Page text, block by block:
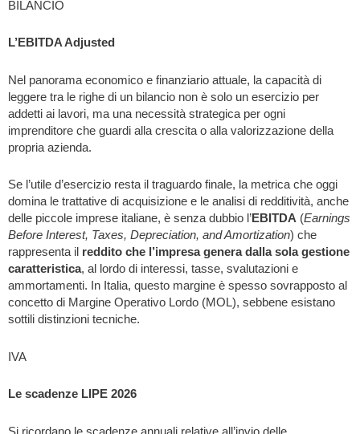
BILANCIO
L’EBITDA Adjusted
Nel panorama economico e finanziario attuale, la capacità di
leggere tra le righe di un bilancio non è solo un esercizio per
addetti ai lavori, ma una necessità strategica per ogni
imprenditore che guardi alla crescita o alla valorizzazione della
propria azienda.
Se l’utile d’esercizio resta il traguardo finale, la metrica che oggi
domina le trattative di acquisizione e le analisi di redditività, anche
delle piccole imprese italiane, è senza dubbio l’EBITDA (Earnings
Before Interest, Taxes, Depreciation, and Amortization) che
rappresenta il reddito che l’impresa genera dalla sola gestione
caratteristica, al lordo di interessi, tasse, svalutazioni e
ammortamenti. In Italia, questo margine è spesso sovrapposto al
concetto di Margine Operativo Lordo (MOL), sebbene esistano
sottili distinzioni tecniche.
IVA
Le scadenze LIPE 2026